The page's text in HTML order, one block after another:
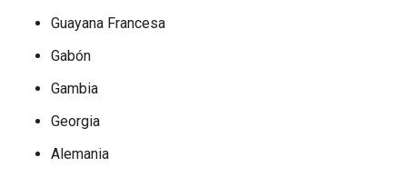
Guayana Francesa
Gabón
Gambia
Georgia
Alemania